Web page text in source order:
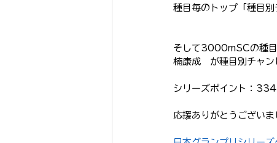
種目毎のトップ「種目別
そして3000mSCの種
楠康成　が種目別チャン
シリーズポイント：
応援ありがとうございま